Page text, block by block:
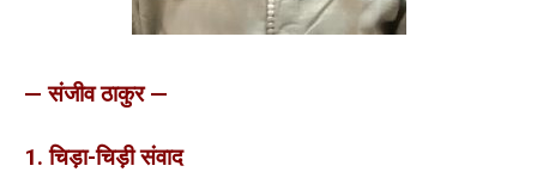
— संजीव ठाकुर —
1. चिड़ा-चिड़ी संवाद